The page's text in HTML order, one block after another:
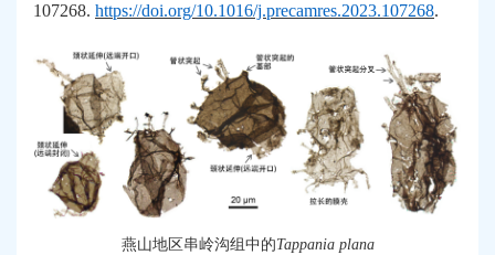
107268. https://doi.org/10.1016/j.precamres.2023.107268.
燕山地区 串岭沟组中的Tappania plana